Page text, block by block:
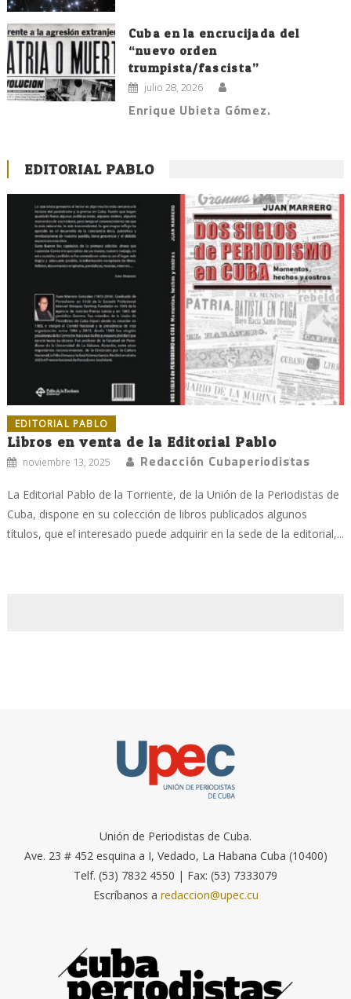
Cuba en la encrucijada del
“nuevo orden
trumpista/fascista”
julio 28, 2026
Enrique Ubieta Gómez.
EDITORIAL PABLO
EDITORIAL PABLO
Libros en venta de la Editorial Pablo
noviembre 13, 2025 Redacción Cubaperiodistas
La Editorial Pablo de la Torriente, de la Unión de la Periodistas de
Cuba, dispone en su colección de libros publicados algunos
títulos, que el interesado puede adquirir en la sede de la editorial,...
Unión de Periodistas de Cuba.
Ave. 23 # 452 esquina a I, Vedado, La Habana Cuba (10400)
Telf. (53) 7832 4550 | Fax: (53) 7333079
Escríbanos a redaccion@upec.cu